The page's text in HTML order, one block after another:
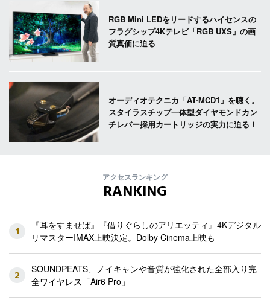
RGB Mini LEDをリードするハイセンスの
フラグシップ4Kテレビ「RGB UXS」の画
質真価に迫る
オーディオテクニカ「AT-MCD1」を聴く。
スタイラスチップ一体型ダイヤモンドカン
チレバー採用カートリッジの実力に迫る！
アクセスランキング
RANKING
1
『耳をすませば』『借りぐらしのアリエッティ』4Kデジタル
リマスターIMAX上映決定。Dolby Cinema上映も
2
SOUNDPEATS、ノイキャンや音質が強化された全部入り完
全ワイヤレス「Air6 Pro」